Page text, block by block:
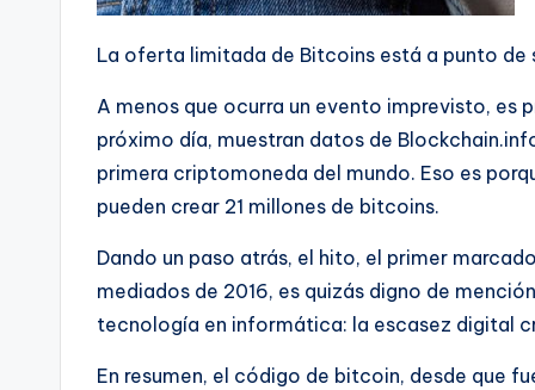
La oferta limitada de Bitcoins está a punto de
A menos que ocurra un evento imprevisto, es
próximo día, muestran datos de
primera criptomoneda del mundo. Eso es
pueden crear 21 millones de bitcoins.
Dando un paso atrás, el hito, el primer
mediados de 2016, es quizás digno de
tecnología en informática: la escasez digital
En resumen, el código de bitcoin, desde que